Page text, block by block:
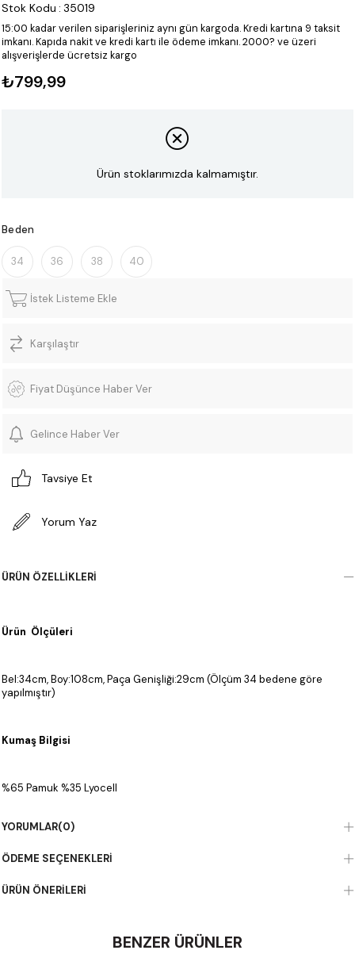
Stok Kodu : 35019
15:00 kadar verilen siparişleriniz aynı gün kargoda.Kredi kartına 9 taksit
imkanı.Kapıda nakit ve kredi kartı ile ödeme imkanı.2000? ve üzeri
alışverişlerde ücretsiz kargo
₺799,99
Ürün stoklarımızda kalmamıştır.
Beden
34 36 38 40
İstek Listeme Ekle
Karşılaştır
Fiyat Düşünce Haber Ver
Gelince Haber Ver
Tavsiye Et
Yorum Yaz
ÜRÜN ÖZELLIKLERI
Ürün Ölçüleri
Bel:34cm, Boy:108cm, Paça Genişliği:29cm (Ölçüm 34 bedene göre
yapılmıştır)
Kumaş Bilgisi
%65 Pamuk %35 Lyocell
YORUMLAR(0)
ÖDEME SEÇENEKLERI
ÜRÜN ÖNERILERI
BENZER ÜRÜNLER